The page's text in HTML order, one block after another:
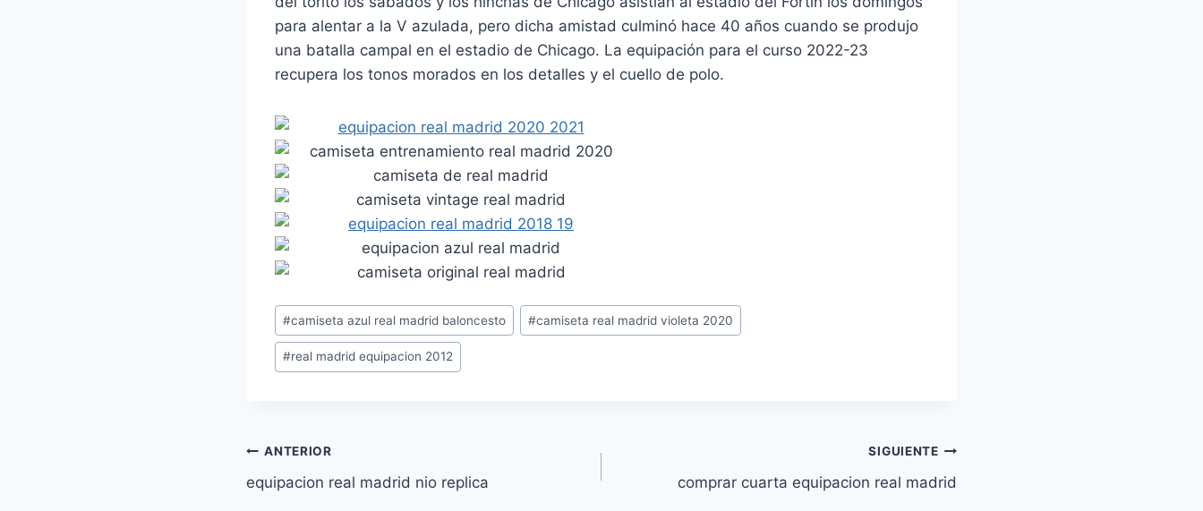
para alentar a la V azulada, pero dicha amistad culminó hace 40 años cuando se produjo
una batalla campal en el estadio de Chicago. La equipación para el curso 2022-23
recupera los tonos morados en los detalles y el cuello de polo.
Etiquetas
de
la
#camiseta azul real madrid baloncesto #camiseta real madrid violeta 2020
#real madrid equipacion 2012
Navegación
de
ANTERIOR
equipacion real madrid nio replica
SIGUIENTE
comprar cuarta equipacion real madrid